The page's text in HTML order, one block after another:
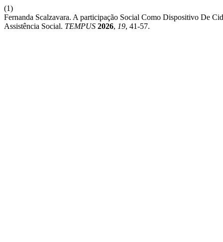
(1)
Fernanda Scalzavara. A participação Social Como Dispositivo De
Assistência Social. TEMPUS 2026, 19, 41-57.